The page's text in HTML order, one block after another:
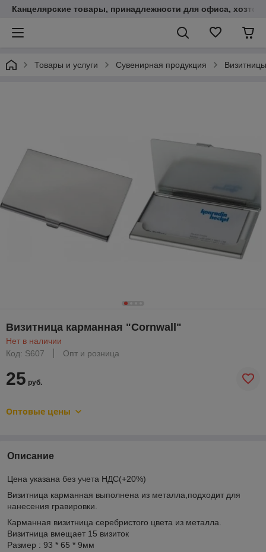
Канцелярские товары, принадлежности для офиса,
Товары и услуги Сувенирная продукция
Визитница карманная "Cornwall"
Нет в наличии
Код: S607
Опт и розница
25 руб.
Оптовые цены
Описание
Цена указана без учета НДС(+20%)
Визитница карманная выполнена из металла,подходит для
нанесения гравировки.
Карманная визитница серебристого цвета из металла.
Визитница вмещает 15 визиток
Размер : 93 * 65 * 9мм